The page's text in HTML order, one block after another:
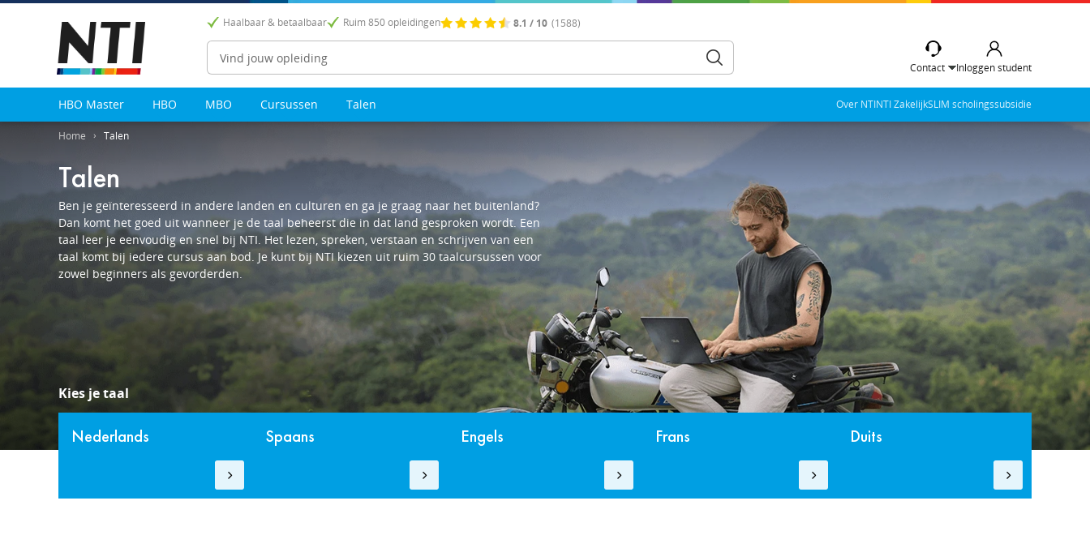
Haalbaar & betaalbaar Ruim 850 opleidingen 8.1 / 10 (1588)
Zoeken
Contact Inloggen student
HBO Master HBO MBO Cursussen Talen Over NTINTI ZakelijkSLIM scholingssubsidie
Home Talen
Talen
Ben je geïnteresseerd in andere landen en culturen en ga je graag naar het buitenland?
Dan komt het goed uit wanneer je de taal beheerst die in dat land gesproken wordt. Een
taal leer je eenvoudig en snel bij NTI. Het lezen, spreken, verstaan en schrijven van een
taal komt bij iedere cursus aan bod. Je kunt bij NTI kiezen uit ruim 30 taalcursussen voor
zowel beginners als gevorderden.
Kies je taal
Nederlands Spaans Engels Frans Duits